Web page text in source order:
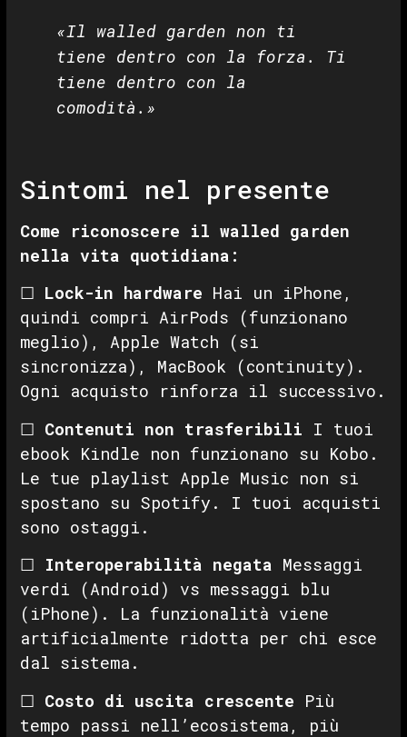
«Il walled garden non ti
tiene dentro con la forza. Ti
tiene dentro con la
comodità.»
Sintomi nel presente
Come riconoscere il walled garden
nella vita quotidiana:
☐ Lock-in hardware Hai un iPhone,
quindi compri AirPods (funzionano
meglio), Apple Watch (si
sincronizza), MacBook (continuity).
Ogni acquisto rinforza il successivo.
☐ Contenuti non trasferibili I tuoi
ebook Kindle non funzionano su Kobo.
Le tue playlist Apple Music non si
spostano su Spotify. I tuoi acquisti
sono ostaggi.
☐ Interoperabilità negata Messaggi
verdi (Android) vs messaggi blu
(iPhone). La funzionalità viene
artificialmente ridotta per chi esce
dal sistema.
☐ Costo di uscita crescente Più
tempo passi nell’ecosistema, più